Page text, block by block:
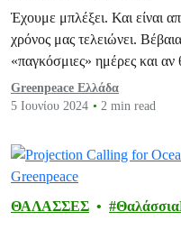
Έχουμε μπλέξει. Και είναι
χρόνος μας τελειώνει.
«παγκόσμιες» ημέρες και αν
Greenpeace Ελλάδα
5 Ιουνίου 2024
2 min read
ΘΑΛΑΣΣΕΣ